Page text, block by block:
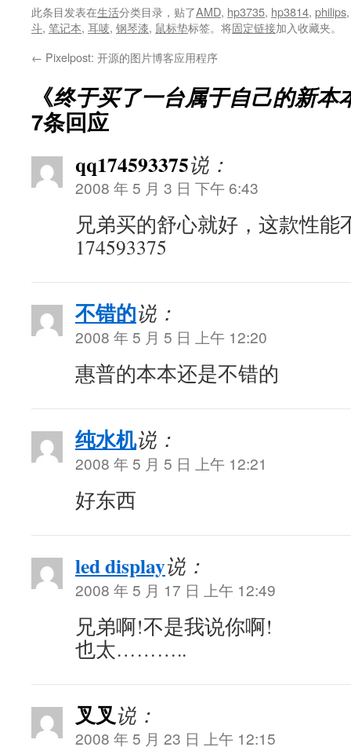
此条目发表在生活分类目录，贴了AMD, hp3735, hp3814, philips
斗, 笔记本, 耳唛, 钢琴漆, 鼠标垫标签。将固定链接加入收藏夹。
← Pixelpost: 开源的图片博客应用程序
《终于买了一台属于自己的新本
7条回应
qq174593375说：
2008 年 5 月 3 日 下午 6:43
兄弟买的舒心就好，这款性能
174593375
不错的说：
2008 年 5 月 5 日 上午 12:20
惠普的本本还是不错的
纯水机说：
2008 年 5 月 5 日 上午 12:21
好东西
led display说：
2008 年 5 月 17 日 上午 12:49
兄弟啊!不是我说你啊!
也太………..
叉叉说：
2008 年 5 月 23 日 上午 12:15